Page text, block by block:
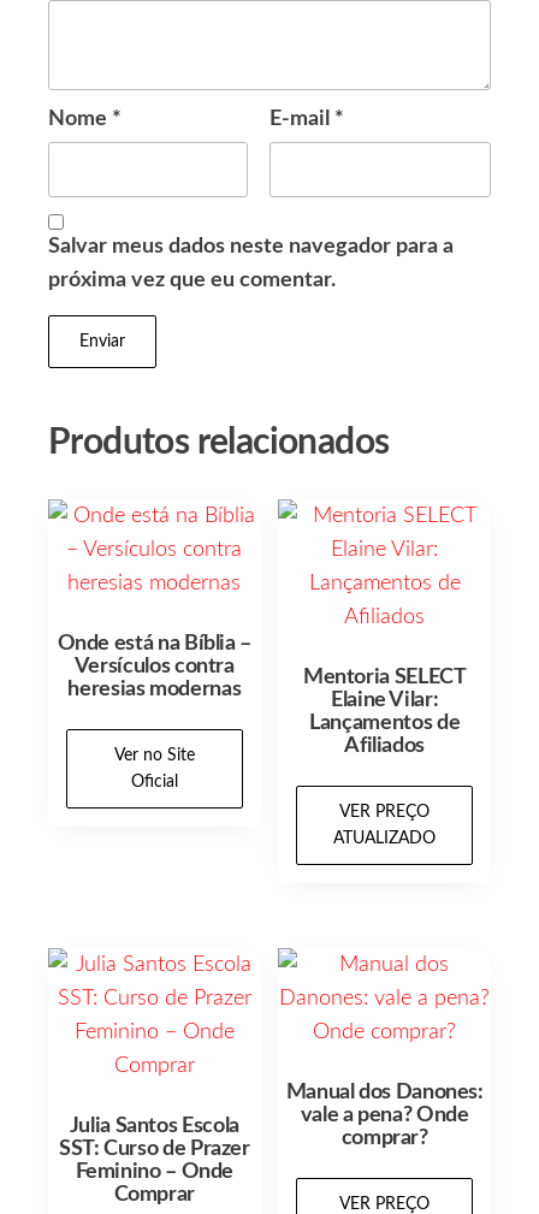
Nome * E-mail *
Salvar meus dados neste navegador para a
próxima vez que eu comentar.
Produtos relacionados
Onde está na Bíblia –
Versículos contra
heresias modernas
Ver no Site
Oficial
Mentoria SELECT
Elaine Vilar:
Lançamentos de
Afiliados
VER PREÇO
ATUALIZADO
Julia Santos Escola
SST: Curso de Prazer
Feminino – Onde
Comprar
Manual dos Danones:
vale a pena? Onde
comprar?
VER PREÇO